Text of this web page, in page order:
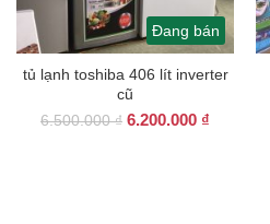
Đang bán
tủ lạnh toshiba 406 lít inverter
cũ
6.500.000₫ Giá
6.200.000 ₫